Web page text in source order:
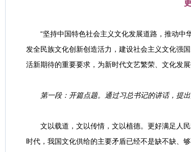
“坚持中国特色社会主义文化发展道路，推动中
发全民族文化创新创造活力，建设社会主义文化强
活新期待的重要要求，为新时代文艺繁荣、文化发
第一段：开篇点题。通过习总书记的讲话，提
文以载道，文以传情，文以植德。更好满足人民
时代，我国文化供给的主要矛盾已经不是缺不缺、